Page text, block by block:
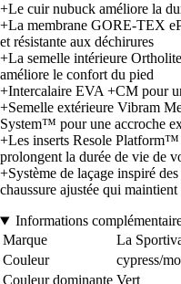
+Le cuir nubuck améliore la
+La membrane GORE-TEX
et résistante aux déchirures
+La semelle intérieure
améliore le confort du pied
+Intercalaire EVA +CM pour
+Semelle extérieure Vibram
System™ pour une accroche
+Les inserts Resole
prolongent la durée de vie de
+Système de laçage inspiré
chaussure ajustée qui maintient
Informations
Marque
La
Couleur
cypress/
Couleur dominante Vert